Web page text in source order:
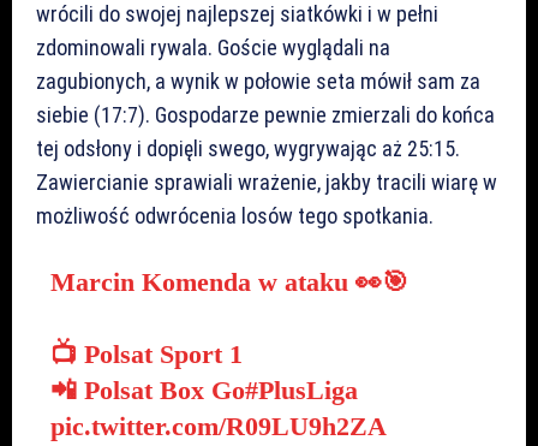
wrócili do swojej najlepszej siatkówki i w pełni
zdominowali rywala. Goście wyglądali na
zagubionych, a wynik w połowie seta mówił sam za
siebie (17:7). Gospodarze pewnie zmierzali do końca
tej odsłony i dopięli swego, wygrywając aż 25:15.
Zawiercianie sprawiali wrażenie, jakby tracili wiarę w
możliwość odwrócenia losów tego spotkania.
Marcin Komenda w ataku 👀🎯
📺 Polsat Sport 1
📲 Polsat Box Go#PlusLiga
pic.twitter.com/R09LU9h2ZA